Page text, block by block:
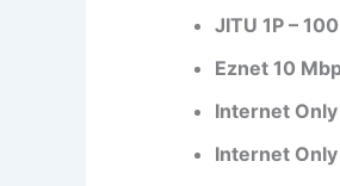
JITU 1P –
Eznet 10
Internet
Internet